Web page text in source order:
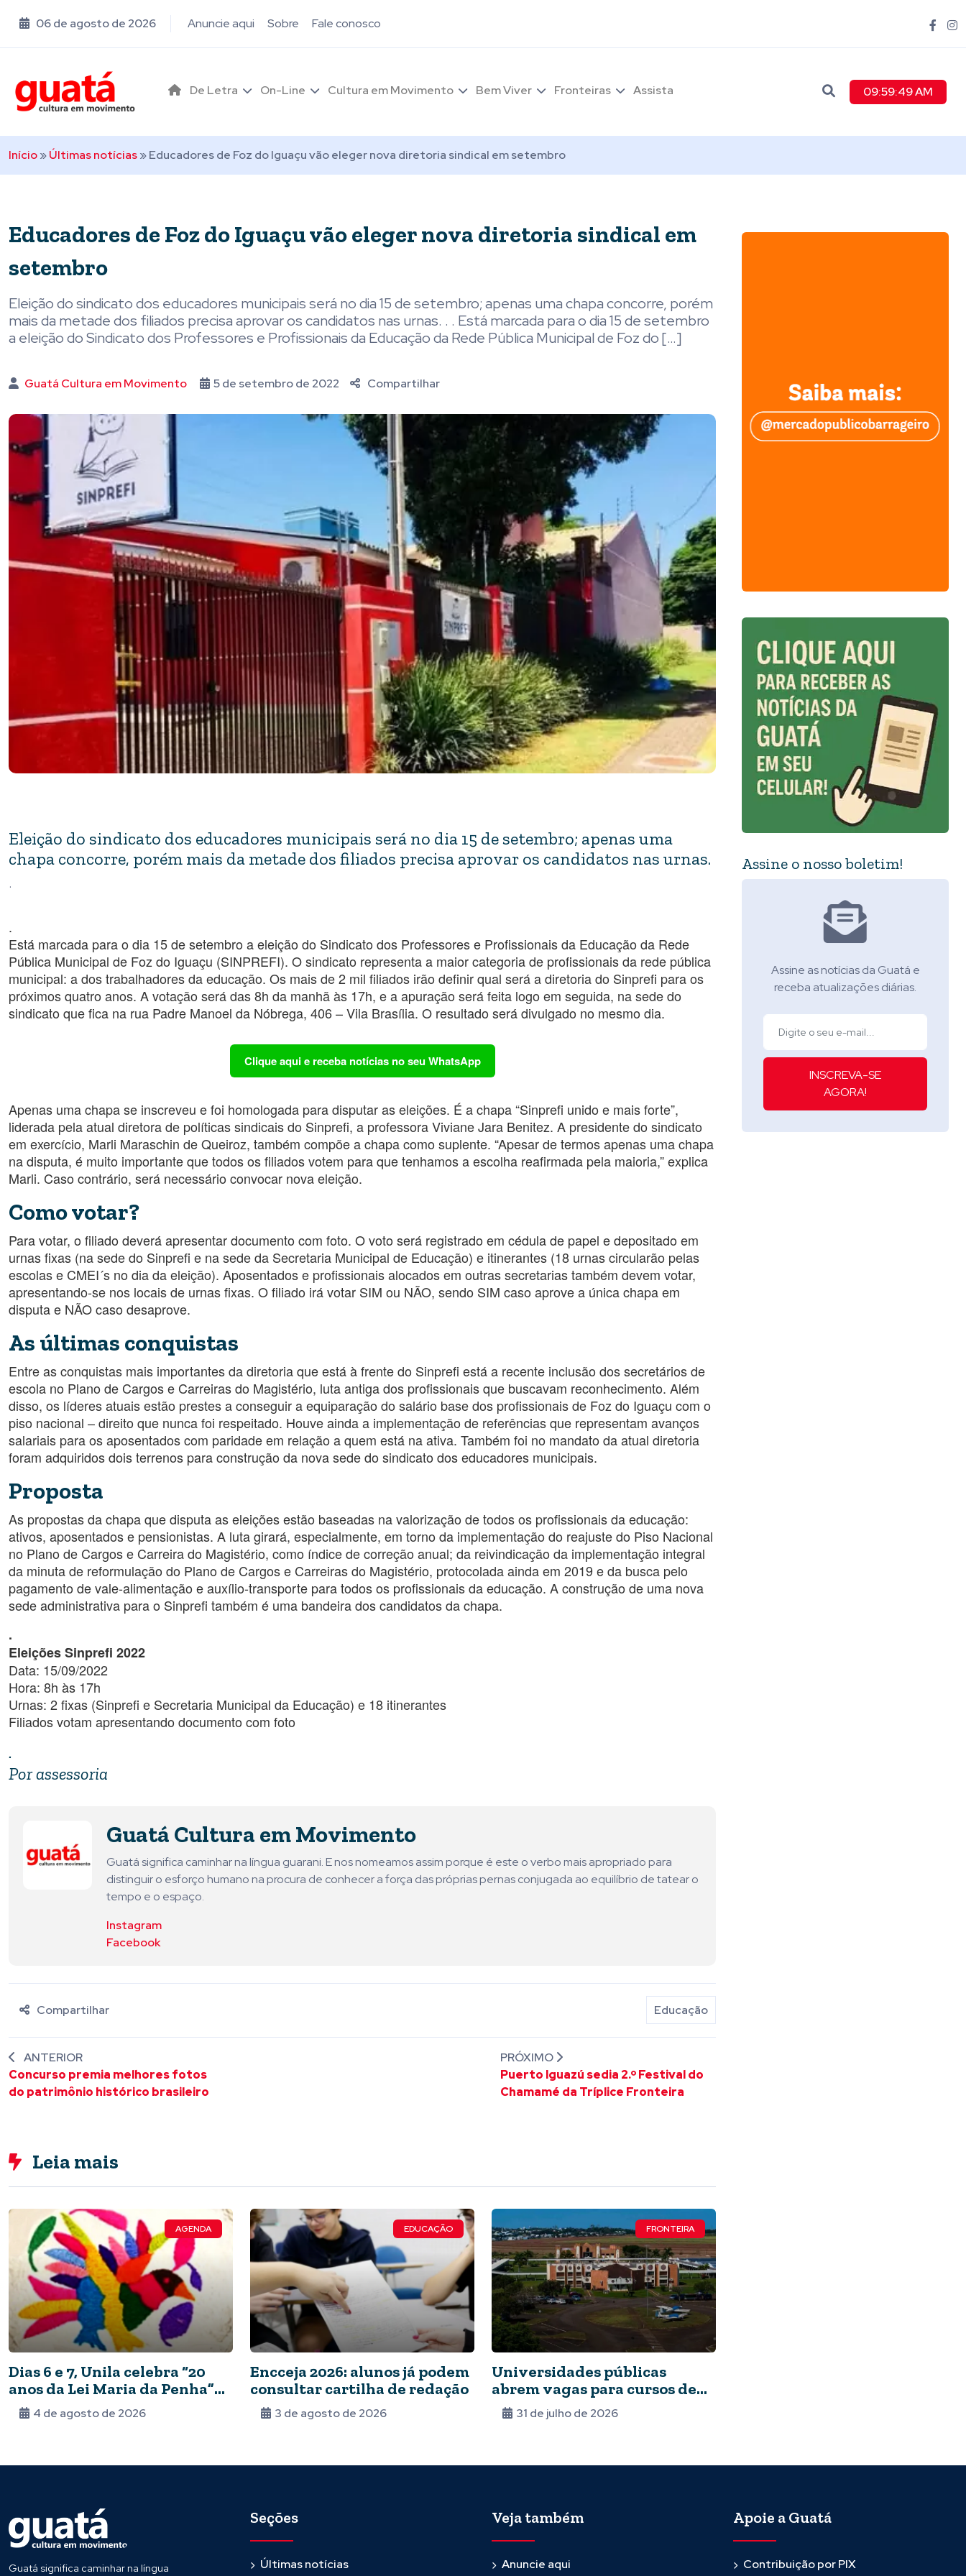
06 de agosto de 2026 Anuncie aqui Sobre Fale conosco
De Letra On-Line Cultura em Movimento Bem Viver Fronteiras Assista 09:59:50 AM
Início»Últimas notícias»Educadores de Foz do Iguaçu vão eleger nova diretoria sindical em setembro
Educadores de Foz do Iguaçu vão eleger nova diretoria sindical em
setembro
Eleição do sindicato dos educadores municipais será no dia 15 de setembro; apenas uma chapa concorre, porém
mais da metade dos filiados precisa aprovar os candidatos nas urnas. . . Está marcada para o dia 15 de setembro
a eleição do Sindicato dos Professores e Profissionais da Educação da Rede Pública Municipal de Foz do […]
Guatá Cultura em Movimento 5 de setembro de 2022 Compartilhar
Eleição do sindicato dos educadores municipais será no dia 15 de setembro; apenas uma
chapa concorre, porém mais da metade dos filiados precisa aprovar os candidatos nas urnas.
.
.
Está marcada para o dia 15 de setembro a eleição do Sindicato dos Professores e Profissionais da Educação da Rede
Pública Municipal de Foz do Iguaçu (SINPREFI). O sindicato representa a maior categoria de profissionais da rede pública
municipal: a dos trabalhadores da educação. Os mais de 2 mil filiados irão definir qual será a diretoria do Sinprefi para os
próximos quatro anos. A votação será das 8h da manhã às 17h, e a apuração será feita logo em seguida, na sede do
sindicato que fica na rua Padre Manoel da Nóbrega, 406 – Vila Brasília. O resultado será divulgado no mesmo dia.
Clique aqui e receba notícias no seu WhatsApp
Apenas uma chapa se inscreveu e foi homologada para disputar as eleições. É a chapa “Sinprefi unido e mais forte”,
liderada pela atual diretora de políticas sindicais do Sinprefi, a professora Viviane Jara Benitez. A presidente do sindicato
em exercício, Marli Maraschin de Queiroz, também compõe a chapa como suplente. “Apesar de termos apenas uma chapa
na disputa, é muito importante que todos os filiados votem para que tenhamos a escolha reafirmada pela maioria,” explica
Marli. Caso contrário, será necessário convocar nova eleição.
Como votar?
Para votar, o filiado deverá apresentar documento com foto. O voto será registrado em cédula de papel e depositado em
urnas fixas (na sede do Sinprefi e na sede da Secretaria Municipal de Educação) e itinerantes (18 urnas circularão pelas
escolas e CMEI´s no dia da eleição). Aposentados e profissionais alocados em outras secretarias também devem votar,
apresentando-se nos locais de urnas fixas. O filiado irá votar SIM ou NÃO, sendo SIM caso aprove a única chapa em
disputa e NÃO caso desaprove.
As últimas conquistas
Entre as conquistas mais importantes da diretoria que está à frente do Sinprefi está a recente inclusão dos secretários de
escola no Plano de Cargos e Carreiras do Magistério, luta antiga dos profissionais que buscavam reconhecimento. Além
disso, os líderes atuais estão prestes a conseguir a equiparação do salário base dos profissionais de Foz do Iguaçu com o
piso nacional – direito que nunca foi respeitado. Houve ainda a implementação de referências que representam avanços
salariais para os aposentados com paridade em relação a quem está na ativa. Também foi no mandato da atual diretoria
foram adquiridos dois terrenos para construção da nova sede do sindicato dos educadores municipais.
Proposta
As propostas da chapa que disputa as eleições estão baseadas na valorização de todos os profissionais da educação:
ativos, aposentados e pensionistas. A luta girará, especialmente, em torno da implementação do reajuste do Piso Nacional
no Plano de Cargos e Carreira do Magistério, como índice de correção anual; da reivindicação da implementação integral
da minuta de reformulação do Plano de Cargos e Carreiras do Magistério, protocolada ainda em 2019 e da busca pelo
pagamento de vale-alimentação e auxílio-transporte para todos os profissionais da educação. A construção de uma nova
sede administrativa para o Sinprefi também é uma bandeira dos candidatos da chapa.
.
Eleições Sinprefi 2022
Data: 15/09/2022
Hora: 8h às 17h
Urnas: 2 fixas (Sinprefi e Secretaria Municipal da Educação) e 18 itinerantes
Filiados votam apresentando documento com foto
.
Por assessoria
Guatá Cultura em Movimento
Guatá significa caminhar na língua guarani. E nos nomeamos assim porque é este o verbo mais apropriado para
distinguir o esforço humano na procura de conhecer a força das próprias pernas conjugada ao equilíbrio de tatear o
tempo e o espaço.
Instagram
Facebook
Compartilhar Educação
ANTERIOR
Concurso premia melhores fotos
do patrimônio histórico brasileiro
PRÓXIMO
Puerto Iguazú sedia 2.º Festival do
Chamamé da Tríplice Fronteira
Leia mais
AGENDA
Dias 6 e 7, Unila celebra “20
anos da Lei Maria da Penha”
com seminário
4 de agosto de 2026
EDUCAÇÃO
Encceja 2026: alunos já podem
consultar cartilha de redação
3 de agosto de 2026
FRONTEIRA
Universidades públicas
abrem vagas para cursos de
mestrado e doutorado em Foz
31 de julho de 2026
Assine o nosso boletim!
Assine as notícias da Guatá e
receba atualizações diárias.
INSCREVA-SE
AGORA!
Guatá significa caminhar na língua
Seções
Últimas notícias
Veja também
Anuncie aqui
Apoie a Guatá
Contribuição por PIX